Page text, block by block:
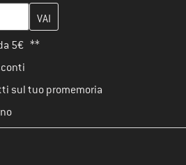
e-mail e crea il tuo account cliente
5€ **
sul tuo promemoria